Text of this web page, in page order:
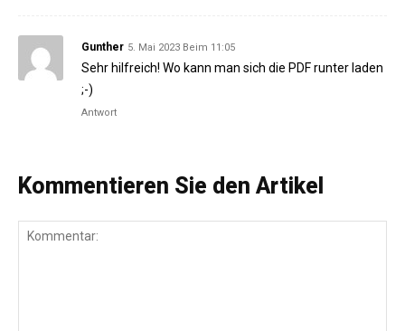
Gunther 5. Mai 2023 Beim 11:05
Sehr hilfreich! Wo kann man sich die PDF runter laden
;-)
Antwort
Kommentieren Sie den Artikel